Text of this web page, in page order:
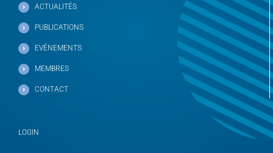
ACTUALITÉS
PUBLICATIONS
EVÉNEMENTS
MEMBRES
CONTACT
LOGIN